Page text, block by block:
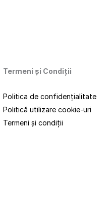
Termeni și Condiții
Politica de confidențialitate
Politică utilizare cookie-uri
Termeni și condiții